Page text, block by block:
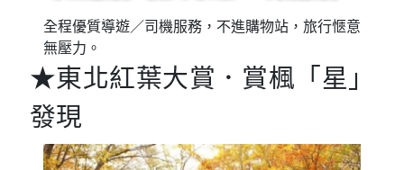
全程優質導遊／司機服務，不進購物站，旅行愜意
無壓力。
★東北紅葉大賞．賞楓「星」
發現